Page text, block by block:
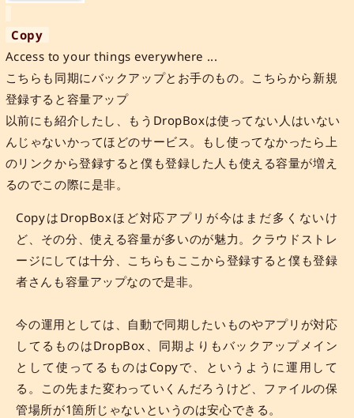
Copy
Access to your things everywhere ...
こちらも同期にバックアップとお手のもの。こちらから新規
登録すると容量アップ
以前にも紹介したし、もうDropBoxは使ってない人はいない
んじゃないかってほどのサービス。もし使ってなかったら上
のリンクから登録すると僕も登録した人も使える容量が増え
るのでこの際に是非。
CopyはDropBoxほど対応アプリが今はまだ多くないけ
ど、その分、使える容量が多いのが魅力。クラウドストレ
ージにしては十分、こちらもここから登録すると僕も登録
者さんも容量アップなので是非。
今の運用としては、自動で同期したいものやアプリが対応
してるものはDropBox、同期よりもバックアップメイン
として使ってるものはCopyで、というように運用して
る。この先また変わっていくんだろうけど、ファイルの保
管場所が1箇所じゃないというのは安心できる。